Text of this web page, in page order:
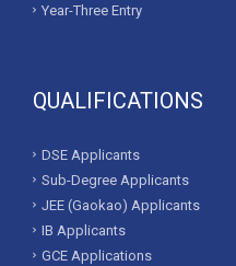
Year-Three Entry
QUALIFICATIONS
DSE Applicants
Sub-Degree Applicants
JEE (Gaokao) Applicants
IB Applicants
GCE Applications